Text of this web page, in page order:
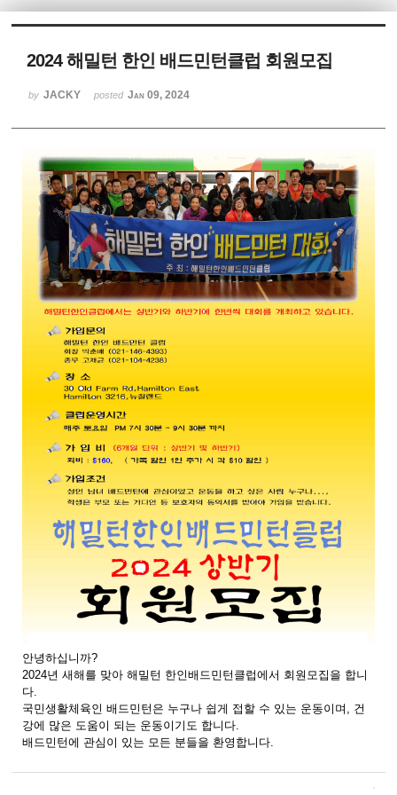
2024 해밀턴 한인 배드민턴클럽 회원모집
by JACKY posted Jan 09, 2024
안녕하십니까?
2024년 새해를 맞아 해밀턴 한인배드민턴클럽에서 회원모집을 합니
다.
국민생활체육인 배드민턴은 누구나 쉽게 접할 수 있는 운동이며, 건
강에 많은 도움이 되는 운동이기도 합니다.
배드민턴에 관심이 있는 모든 분들을 환영합니다.
Sketchbook5, 스케치북5
Sketchbook5, 스케치북5